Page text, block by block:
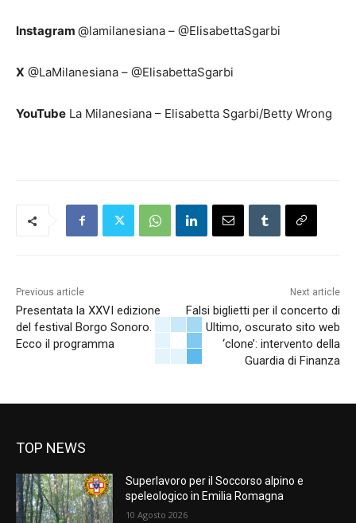
Instagram @lamilanesiana – @ElisabettaSgarbi
X @LaMilanesiana – @ElisabettaSgarbi
YouTube La Milanesiana – Elisabetta Sgarbi/Betty Wrong
Previous article
Presentata la XXVI edizione
del festival Borgo Sonoro.
Ecco il programma
Next article
Falsi biglietti per il concerto di
Ultimo, oscurato sito web
‘clone’: intervento della
Guardia di Finanza
TOP NEWS
Superlavoro per il Soccorso alpino e
speleologico in Emilia Romagna
10 Agosto 2026